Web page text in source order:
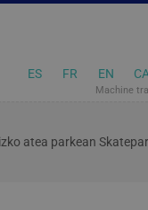
ES FR EN
Machine
atea parkean